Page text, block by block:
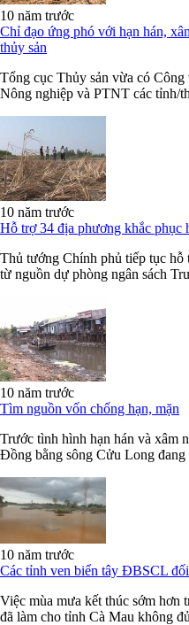
10 năm trước
Chỉ đạo ứng phó với hạn hán,
thủy sản
Tổng cục Thủy sản vừa có
Nông nghiệp và PTNT các tỉnh/
10 năm trước
Hỗ trợ 34 địa phương khắc phục
Thủ tướng Chính phủ tiếp tục
từ nguồn dự phòng ngân sách
10 năm trước
Tìm nguồn vốn chống hạn, mặn
Trước tình hình hạn hán và xâm
Đồng bằng sông Cửu Long đang
10 năm trước
Các tỉnh ven biển tây ĐBSCL
Việc mùa mưa kết thúc sớm hơn
đã làm cho tỉnh Cà Mau không